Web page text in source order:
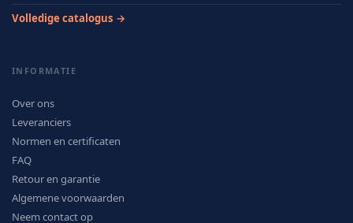
Volledige catalogus →
INFORMATIE
Over ons
Leveranciers
Normen en certificaten
FAQ
Retour en garantie
Algemene voorwaarden
Neem contact op